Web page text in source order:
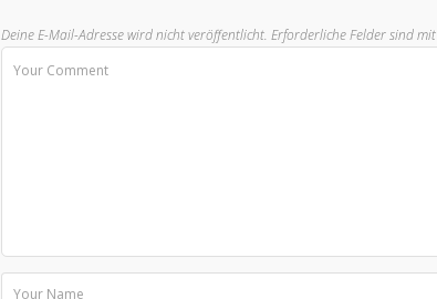
Deine E-Mail-Adresse wird nicht veröffentlicht. Erforderliche Felder sind mit